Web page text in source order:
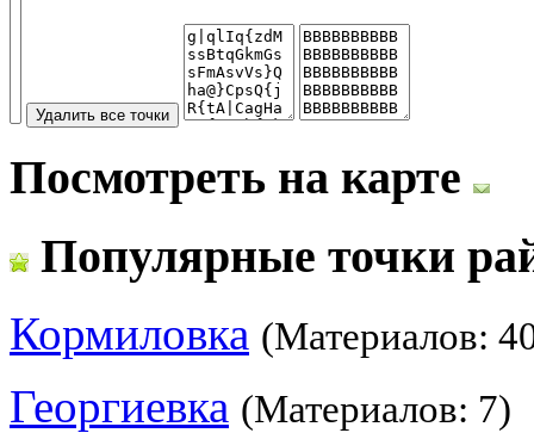
Посмотреть на карте
Популярные точки
Кормиловка (Материалов:
Георгиевка (Материалов: 7)